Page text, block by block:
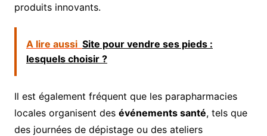
produits innovants.
A lire aussi Site pour vendre ses pieds :
lesquels choisir ?
Il est également fréquent que les parapharmacies
locales organisent des événements santé, tels que
des journées de dépistage ou des ateliers